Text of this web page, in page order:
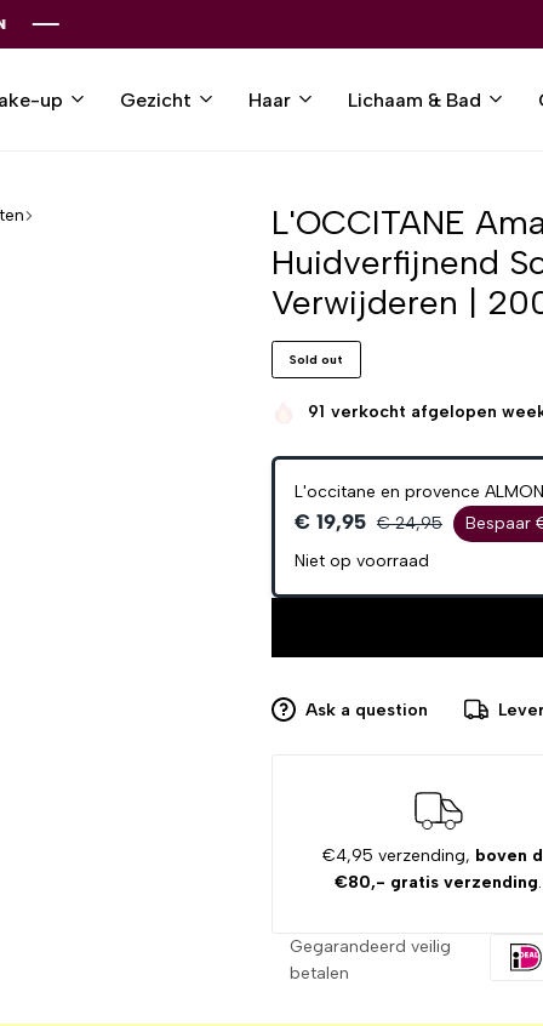
up Gezicht Haar Lichaam & Bad
L'OCCITANE
Huidverfijnend
Verwijderen |
Sold out
91 verkocht afgelopen
L'occitane en provence
€ 19,95 € 24,95
Bespaar
Niet op voorraad
Ask a question
€4,95 verzending, boven
€80,- gratis verzending.
Gegarandeerd veilig
betalen